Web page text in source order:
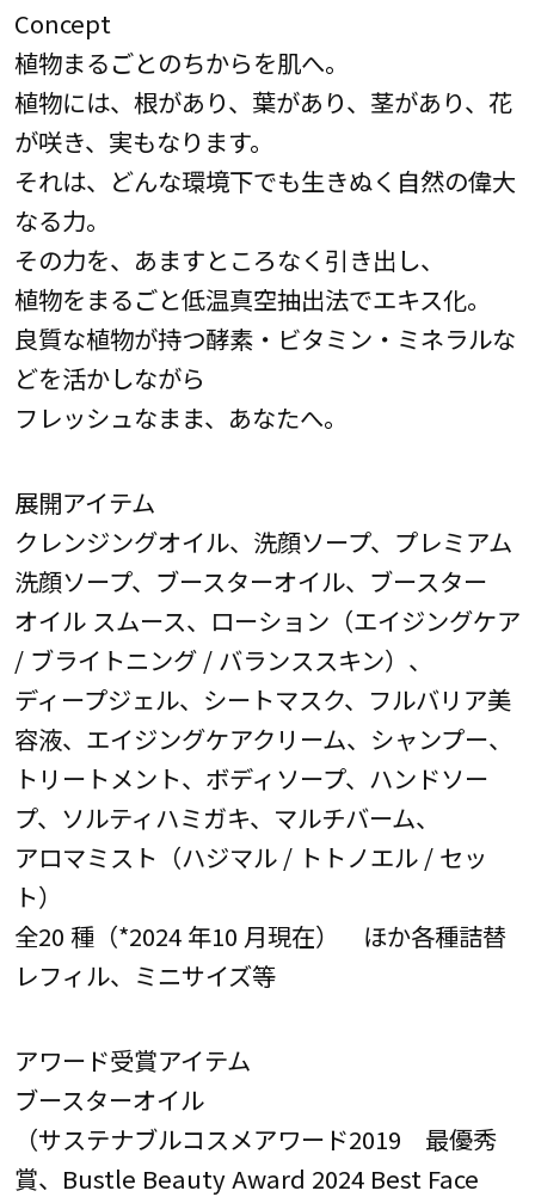
Concept
植物まるごとのちからを肌へ。
植物には、根があり、葉があり、茎があり、花
が咲き、実もなります。
それは、どんな環境下でも生きぬく自然の偉大
なる力。
その力を、あますところなく引き出し、
植物をまるごと低温真空抽出法でエキス化。
良質な植物が持つ酵素・ビタミン・ミネラルな
どを活かしながら
フレッシュなまま、あなたへ。
展開アイテム
クレンジングオイル、洗顔ソープ、プレミアム
洗顔ソープ、ブースターオイル、ブースター
オイル スムース、ローション（エイジングケア
/ ブライトニング / バランススキン）、
ディープジェル、シートマスク、フルバリア美
容液、エイジングケアクリーム、シャンプー、
トリートメント、ボディソープ、ハンドソー
プ、ソルティハミガキ、マルチバーム、
アロマミスト（ハジマル / トトノエル / セッ
ト）
全20 種（*2024 年10 月現在） ほか各種詰替
レフィル、ミニサイズ等
アワード受賞アイテム
ブースターオイル
（サステナブルコスメアワード2019 最優秀
賞、Bustle Beauty Award 2024 Best Face